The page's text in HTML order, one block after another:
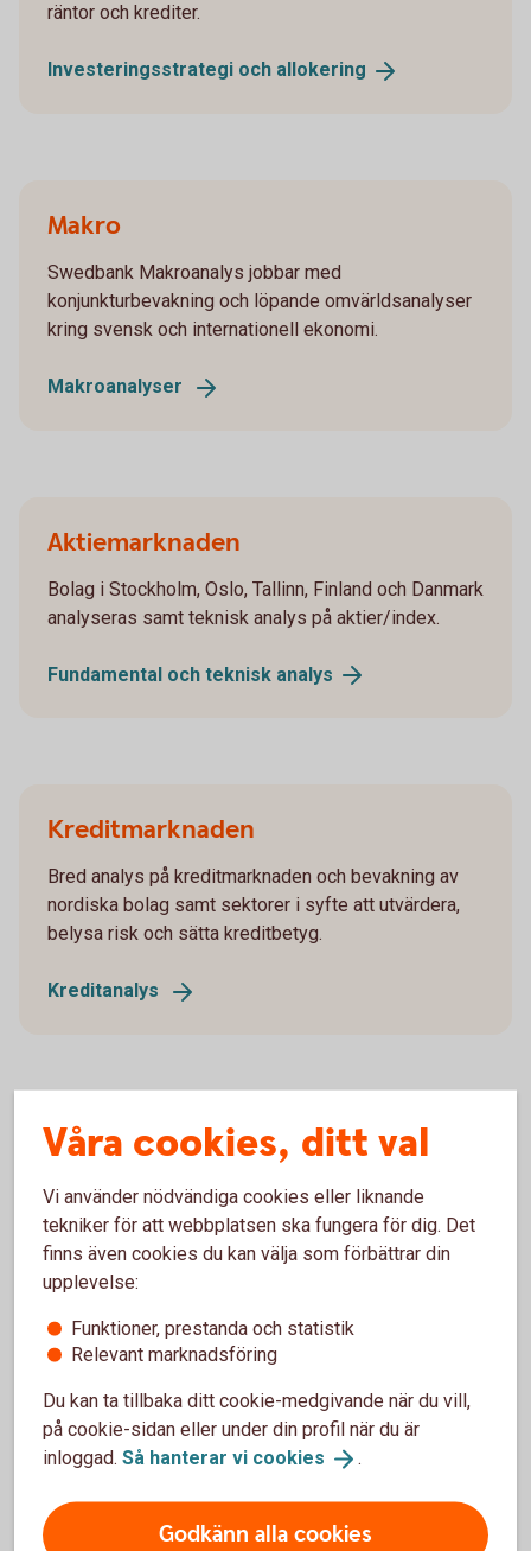
räntor och krediter.
Investeringsstrategi och allokering
Makro
Swedbank Makroanalys jobbar med
konjunkturbevakning och löpande omvärldsanalyser
kring svensk och internationell ekonomi.
Makroanalyser
Aktiemarknaden
Bolag i Stockholm, Oslo, Tallinn, Finland och Danmark
analyseras samt teknisk analys på aktier/index.
Fundamental och teknisk analys
Kreditmarknaden
Bred analys på kreditmarknaden och bevakning av
nordiska bolag samt sektorer i syfte att utvärdera,
belysa risk och sätta kreditbetyg.
Kreditanalys
Privatekonomi
Här finns Swedbanks privatekonomiska rapporter
och analyser över sådant som rör hushållens
ekonomi.
Företagande
Här hittar du Swedbanks analyser och rapporter som
rör företagande och företagare.
Våra cookies, ditt val
Vi använder nödvändiga cookies eller liknande
tekniker för att webbplatsen ska fungera för dig. Det
finns även cookies du kan välja som förbättrar din
upplevelse:
Funktioner, prestanda och statistik
Relevant marknadsföring
Du kan ta tillbaka ditt cookie-medgivande när du vill,
på cookie-sidan eller under din profil när du är
inloggad. Så hanterar vi cookies .
Godkänn alla cookies